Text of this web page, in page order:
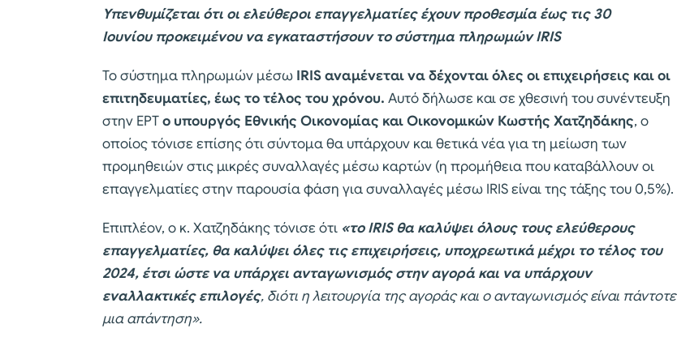
Υπενθυμίζεται ότι οι ελεύθεροι επαγγελματίες έχουν προθεσμία έως τις 30
Ιουνίου προκειμένου να εγκαταστήσουν το σύστημα πληρωμών IRIS
Το σύστημα πληρωμών μέσω IRIS αναμένεται να δέχονται όλες οι επιχειρήσεις και οι
επιτηδευματίες, έως το τέλος του χρόνου. Αυτό δήλωσε και σε χθεσινή του συνέντευξη
στην ΕΡΤο υπουργός Εθνικής Οικονομίας και Οικονομικών Κωστής Χατζηδάκης, ο
οποίος τόνισε επίσης ότι σύντομα θα υπάρχουν και θετικά νέα για τη μείωση των
προμηθειών στις μικρές συναλλαγές μέσω καρτών (η προμήθεια που καταβάλλουν οι
επαγγελματίες στην παρουσία φάση για συναλλαγές μέσω IRIS είναι της τάξης του 0,5%).
Επιπλέον, ο κ. Χατζηδάκης τόνισε ότι «το IRIS θα καλύψει όλους τους ελεύθερους
επαγγελματίες, θα καλύψει όλες τις επιχειρήσεις, υποχρεωτικά μέχρι το τέλος του
2024, έτσι ώστε να υπάρχει ανταγωνισμός στην αγορά και να υπάρχουν
εναλλακτικές επιλογές, διότι η λειτουργία της αγοράς και ο ανταγωνισμός είναι πάντοτε
μια απάντηση».